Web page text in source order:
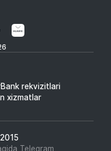
Bank rekvizitlari
xizmatlar
Telegram